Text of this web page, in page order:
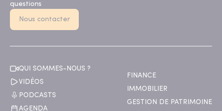
questions
Nous contacter
QUI SOMMES-NOUS ?
VIDÉOS
PODCASTS
AGENDA
FINANCE
IMMOBILIER
GESTION DE PATRIMOINE